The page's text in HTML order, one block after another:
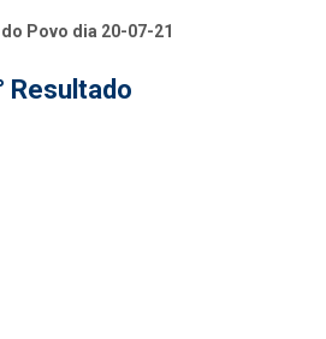
Povo dia 20-07-21
Resultado